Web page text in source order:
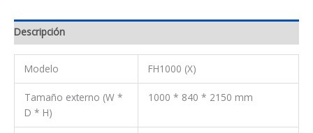
Descripción
Modelo FH1000 (X)
Tamaño externo (W *
D * H)
1000 * 840 * 2150 mm